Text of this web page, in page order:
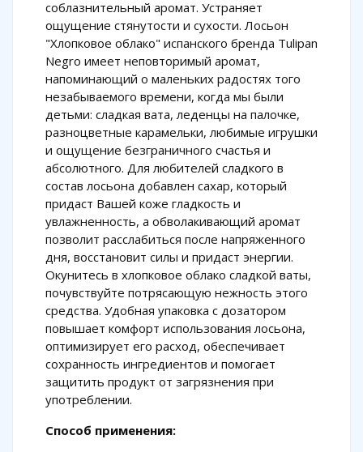
соблазнительный аромат. Устраняет
ощущение стянутости и сухости. Лосьон
"Хлопковое облако" испанского бренда Tulipan
Negro имеет неповторимый аромат,
напоминающий о маленьких радостях того
незабываемого времени, когда мы были
детьми: сладкая вата, леденцы на палочке,
разноцветные карамельки, любимые игрушки
и ощущение безграничного счастья и
абсолютного. Для любителей сладкого в
состав лосьона добавлен сахар, который
придаст Вашей коже гладкость и
увлажненность, а обволакивающий аромат
позволит расслабиться после напряженного
дня, восстановит силы и придаст энергии.
Окунитесь в хлопковое облако сладкой ваты,
почувствуйте потрясающую нежность этого
средства. Удобная упаковка с дозатором
повышает комфорт использования лосьона,
оптимизирует его расход, обеспечивает
сохранность ингредиентов и помогает
защитить продукт от загрязнения при
употреблении.
Способ применения: